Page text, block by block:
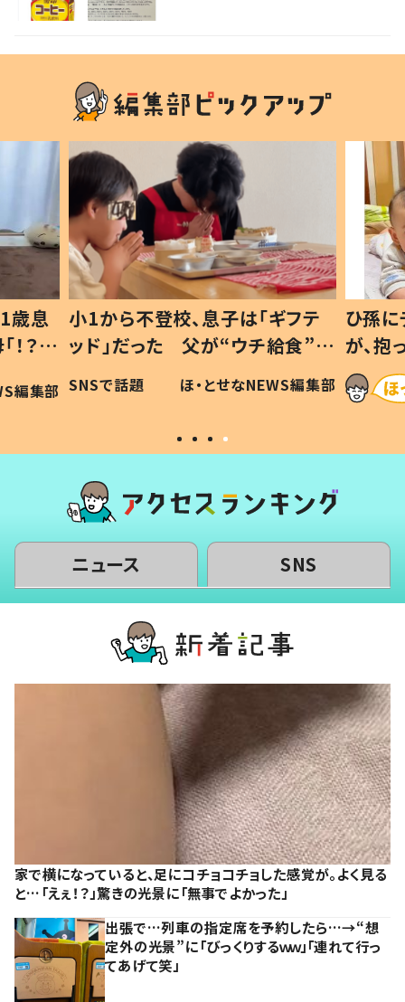
歳息
？」
編集部
小1から不登校、息子は「ギフテ
ッド」だった 父が“ウチ給食”を
作り続ける理由とは #令和の親
#令和の子
SNSで話題 ほ・とせなNEWS編集部
ひ孫
が、
「涙が
い」
ニュース SNS
家で横になっていると、足にコチョコチョした感覚が。よく見る
と…「えぇ！？」驚きの光景に「無事でよかった」
出張で…列車の指定席を予約したら…→“想
定外の光景”に「びっくりするｗｗ」「連れて行っ
てあげて笑」